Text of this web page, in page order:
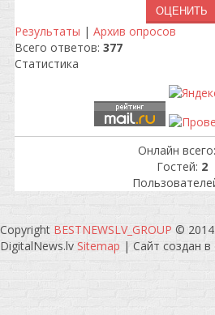
Результаты | Архив опросов
Всего ответов: 377
Статистика
Онлайн всего:
Гостей: 2
Copyright BESTNEWSLV_GROUP ©
DigitalNews.lv Sitemap | Сайт создан в